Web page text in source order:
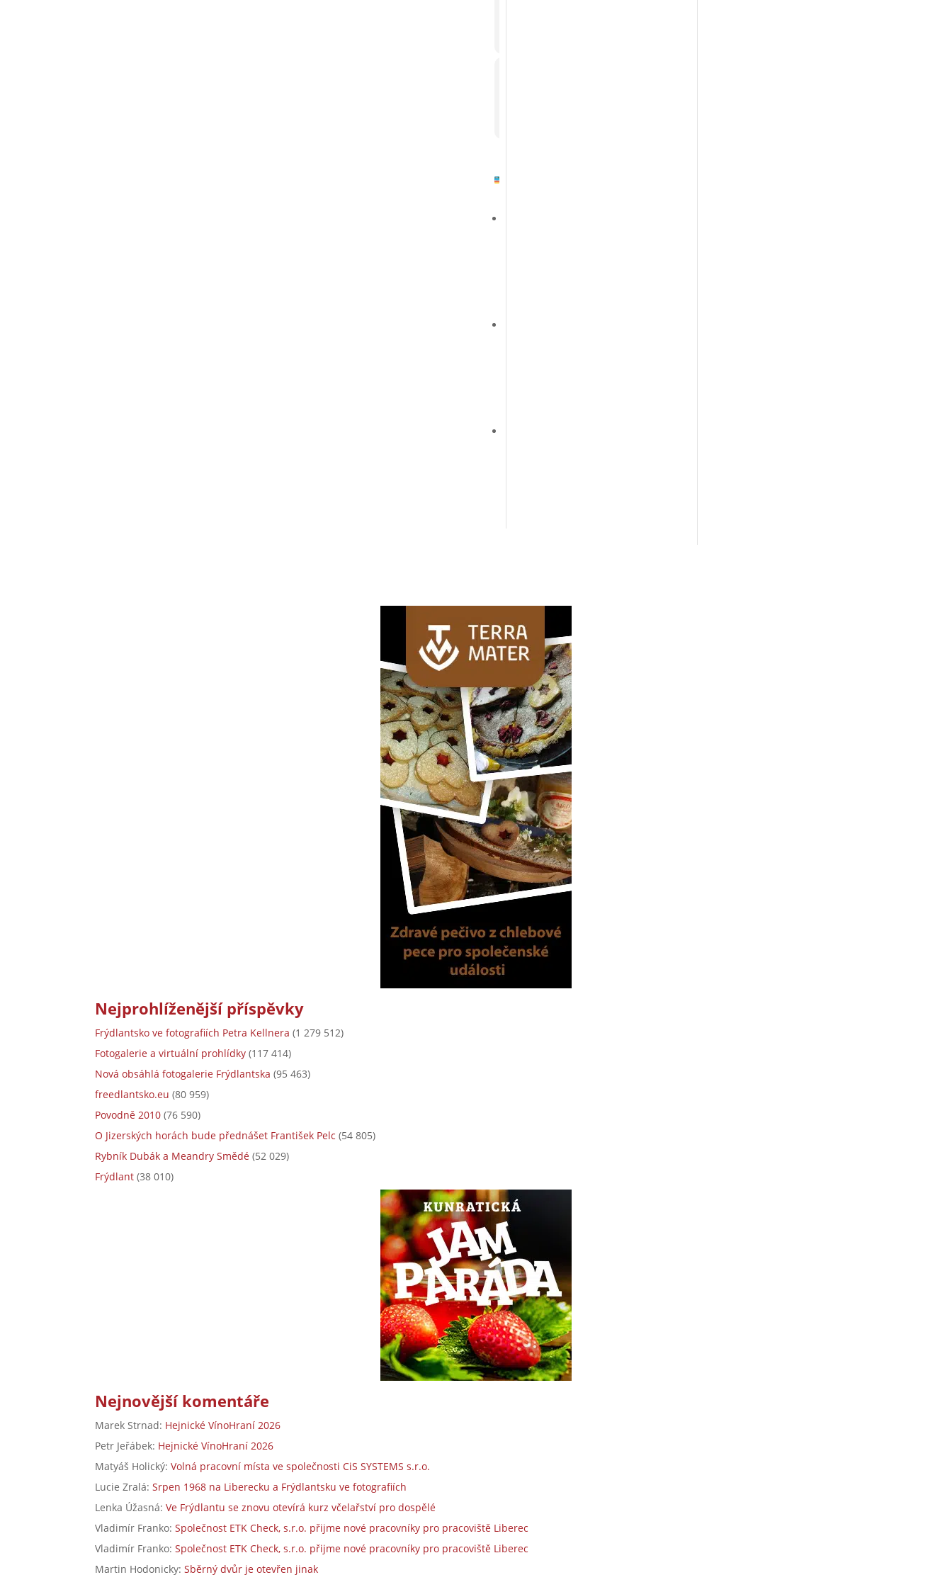
Nejprohlíženější příspěvky
Frýdlantsko ve fotografiích Petra Kellnera (1 279 512)
Fotogalerie a virtuální prohlídky (117 414)
Nová obsáhlá fotogalerie Frýdlantska (95 463)
freedlantsko.eu (80 959)
Povodně 2010 (76 590)
O Jizerských horách bude přednášet František Pelc (54 805)
Rybník Dubák a Meandry Smědé (52 029)
Frýdlant (38 010)
Nejnovější komentáře
Marek Strnad: Hejnické VínoHraní 2026
Petr Jeřábek: Hejnické VínoHraní 2026
Matyáš Holický:Volná pracovní místa ve společnosti CiS SYSTEMS s.r.o.
Lucie Zralá:Srpen 1968 na Liberecku a Frýdlantsku ve fotografiích
Lenka Úžasná:Ve Frýdlantu se znovu otevírá kurz včelařství pro dospělé
Vladimír Franko:Společnost ETK Check, s.r.o. přijme nové pracovníky pro pracoviště Liberec
Vladimír Franko:Společnost ETK Check, s.r.o. přijme nové pracovníky pro pracoviště Liberec
Martin Hodonicky:Sběrný dvůr je otevřen jinak